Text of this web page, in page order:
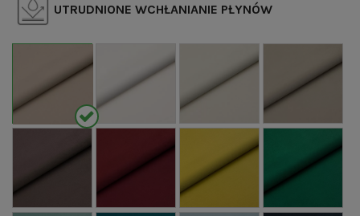
UTRUDNIONE WCHŁANIANIE PŁYNÓW